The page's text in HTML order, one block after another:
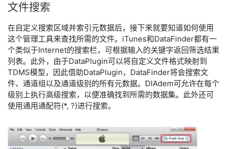
文件搜索
在自定义搜索区域并索引元数据后，接下来就要知道如何使用
这个管理工具来查找所需的文件。iTunes和DataFinder都有一
个类似于Internet的搜索栏，可根据输入的关键字返回筛选结果
列表。此外，由于DataPlugin可以将自定义文件格式映射到
TDMS模型，因此借助DataPlugin，DataFinder将会搜索文
件、通道组以及通道级别的所有元数据。DIAdem可允许在每个
级别上执行高级搜索，以便准确找到所需的数据集。此外还可
使用通用通配符(*, ?)进行搜索。